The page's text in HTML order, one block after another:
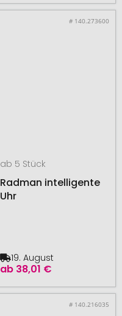
# 140.273600
ab 5 Stück
Radman intelligente
Uhr
ab 38,01 €
19. August
# 140.216035